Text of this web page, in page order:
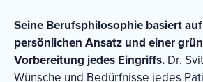
Seine Berufsphilosophie basiert
persönlichen Ansatz und einer
Vorbereitung jedes Eingriffs. Dr.
Wünsche und Bedürfnisse jedes